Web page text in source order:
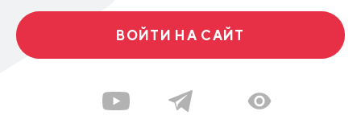
ВОЙТИ НА САЙТ